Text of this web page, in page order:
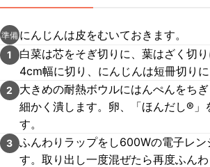
準備 にんじんは皮をむいておきます。
1
白菜は芯をそぎ切りに、葉はざく切
4cm幅に切り、にんじんは短冊切りに
2
大きめの耐熱ボウルにはんぺんをち
細かく潰します。卵、「ほんだし®︎」
す。
3 ふんわりラップをし600Wの電子レン
す。取り出し一度混ぜたら再度ふんわ